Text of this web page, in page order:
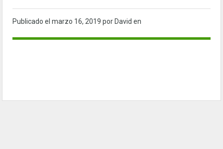
Publicado el marzo 16, 2019 por David en